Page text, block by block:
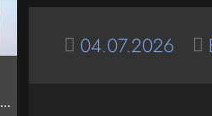
04.07.2026